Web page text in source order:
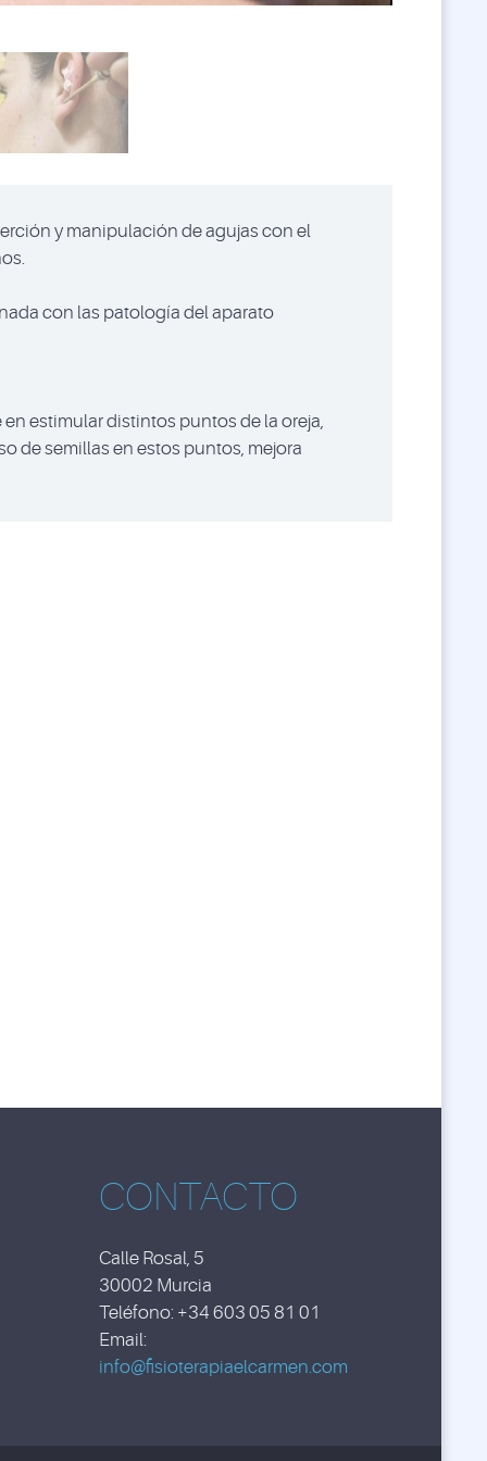
y manipulación de agujas con el
con las patología del aparato
estimular distintos puntos de la oreja,
de semillas en estos puntos, mejora
CONTACTO
Calle Rosal, 5
30002 Murcia
Teléfono: +34 603 05 81 01
Email:
info@fisioterapiaelcarmen.com